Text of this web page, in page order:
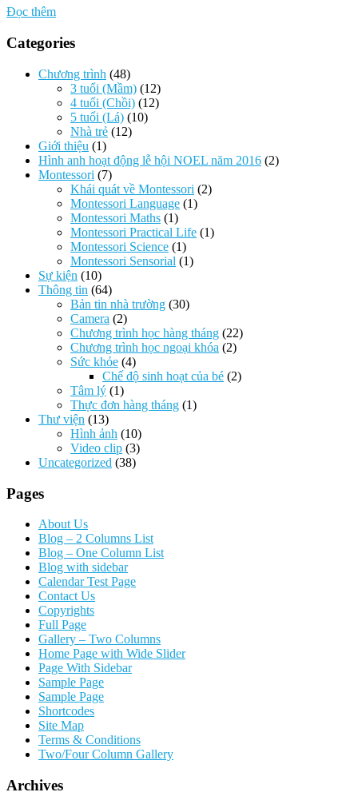
Đọc thêm
Categories
Chương trình (48)
3 tuổi (Mầm) (12)
4 tuổi (Chồi) (12)
5 tuổi (Lá) (10)
Nhà trẻ (12)
Giới thiệu (1)
Hình anh hoạt động lễ hội NOEL năm 2016 (2)
Montessori (7)
Khái quát về Montessori (2)
Montessori Language (1)
Montessori Maths (1)
Montessori Practical Life (1)
Montessori Science (1)
Montessori Sensorial (1)
Sự kiện (10)
Thông tin (64)
Bản tin nhà trường (30)
Camera (2)
Chương trình học hàng tháng (22)
Chương trình học ngoại khóa (2)
Sức khỏe (4)
Chế độ sinh hoạt của bé (2)
Tâm lý (1)
Thực đơn hàng tháng (1)
Thư viện (13)
Hình ảnh (10)
Video clip (3)
Uncategorized (38)
Pages
About Us
Blog – 2 Columns List
Blog – One Column List
Blog with sidebar
Calendar Test Page
Contact Us
Copyrights
Full Page
Gallery – Two Columns
Home Page with Wide Slider
Page With Sidebar
Sample Page
Sample Page
Shortcodes
Site Map
Terms & Conditions
Two/Four Column Gallery
Archives